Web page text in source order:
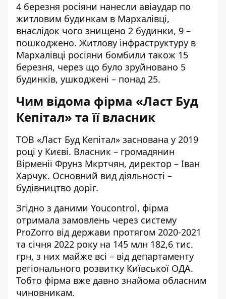
4 березня росіяни нанесли авіаудар по
житловим будинкам в Мархалівці,
внаслідок чого знищено 2 будинки, 9 –
пошкоджено. Житлову інфраструктуру в
Мархалівці росіяни бомбили також 15
березня, через що було зруйновано 5
будинків, ушкоджені – понад 25.
Чим відома фірма «Ласт Буд
Кепітал» та її власник
ТОВ «Ласт Буд Кепітал» заснована у 2019
році у Києві. Власник – громадянин
Вірменії Фрунз Мкртчян, директор – Іван
Харчук. Основний вид діяльності –
будівництво доріг.
Згідно з даними Youcontrol, фірма
отримала замовлень через систему
ProZorro від держави протягом 2020-2021
та січня 2022 року на 145 млн 182,6 тис.
грн, з них майже всі – від департаменту
регіонального розвитку Київської ОДА.
Тобто фірма вже давно знайома обласним
чиновникам.